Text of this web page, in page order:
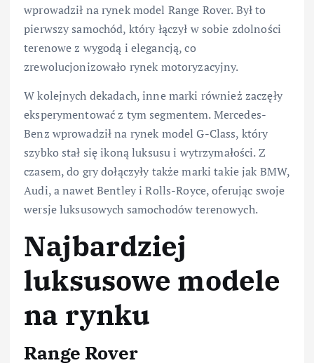
wprowadził na rynek model Range Rover. Był to
pierwszy samochód, który łączył w sobie zdolności
terenowe z wygodą i elegancją, co
zrewolucjonizowało rynek motoryzacyjny.
W kolejnych dekadach, inne marki również zaczęły
eksperymentować z tym segmentem. Mercedes-
Benz wprowadził na rynek model G-Class, który
szybko stał się ikoną luksusu i wytrzymałości. Z
czasem, do gry dołączyły także marki takie jak BMW,
Audi, a nawet Bentley i Rolls-Royce, oferując swoje
wersje luksusowych samochodów terenowych.
Najbardziej
luksusowe modele
na rynku
Range Rover